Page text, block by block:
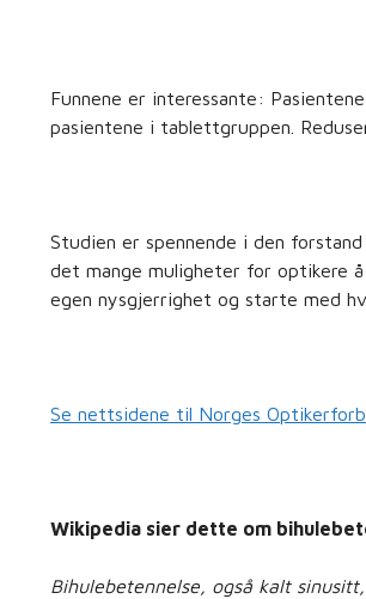
Funnene er interessante:
pasientene i tablettgruppen.
Studien er spennende i den
det mange muligheter for optikere
egen nysgjerrighet og starte med
Se nettsidene til Norges
Wikipedia sier dette om
Bihulebetennelse, også kalt